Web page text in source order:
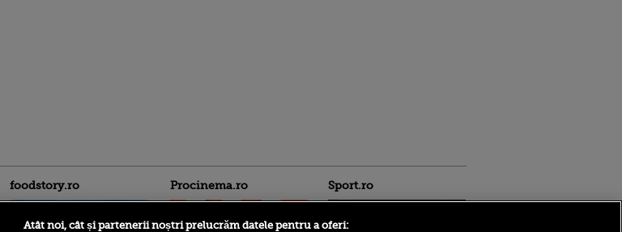
foodstory.ro Procinema.ro Sport.ro
Atât noi, cât și partenerii noștri prelucrăm datele pentru a oferi: